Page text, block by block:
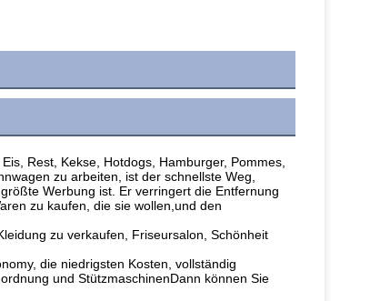
Rest, Kekse, Hotdogs, Hamburger, Pommes,
zu arbeiten, ist der schnellste Weg,
Werbung ist. Er verringert die Entfernung
zu kaufen, die sie wollen,und den
zu verkaufen, Friseursalon, Schönheit
die niedrigsten Kosten, vollständig
und StützmaschinenDann können Sie